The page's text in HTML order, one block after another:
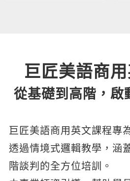
巨匠美語商
從基礎到高階，啟
巨匠美語商用英文課程專
透過情境式邏輯教學，涵
階談判的全方位培訓。